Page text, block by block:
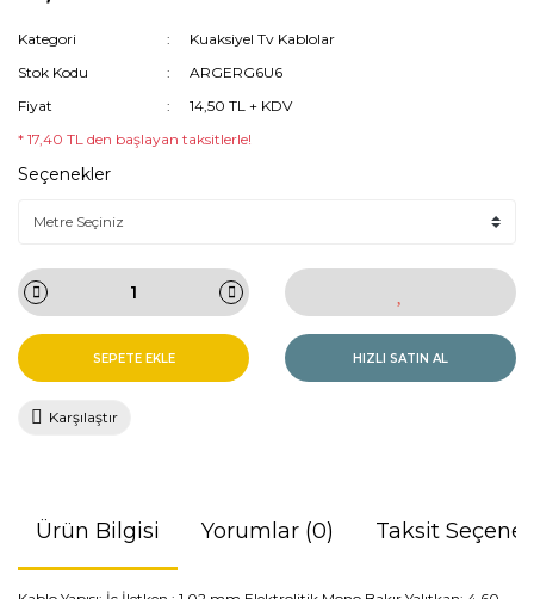
Kategori
Kuaksiyel Tv Kablolar
Stok Kodu
ARGERG6U6
Fiyat
14,50 TL + KDV
* 17,40 TL den başlayan taksitlerle!
Seçenekler
SEPETE EKLE HIZLI SATIN AL
Karşılaştır
Ürün Bilgisi Yorumlar (0) Taksit